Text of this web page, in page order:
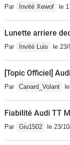
Par Invité Xewof le
Lunette arriere
Par Invité Luis le
[Topic Officiel]
Par Canard_Volant
Fiabilité Audi TT
Par Giu1502 le 23/